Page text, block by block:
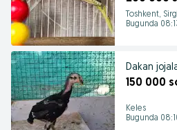
Toshkent,
Bugunda
Dakan
150 000
Keles
Bugunda